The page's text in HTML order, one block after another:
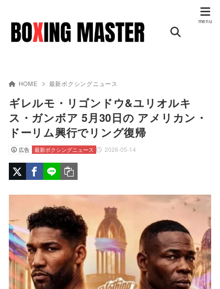
HOME 最新ボクシングニュース
ギレルモ・リゴンドウ&ユリオルキ
ス・ガンボア 5月30日の アメリカン・
ドーリム興行でリング復帰
広告 2026-05-14
最新ボクシングニュース